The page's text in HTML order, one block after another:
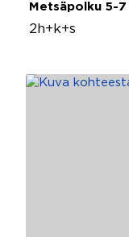
Metsäpolku 5-7
2h+k+s